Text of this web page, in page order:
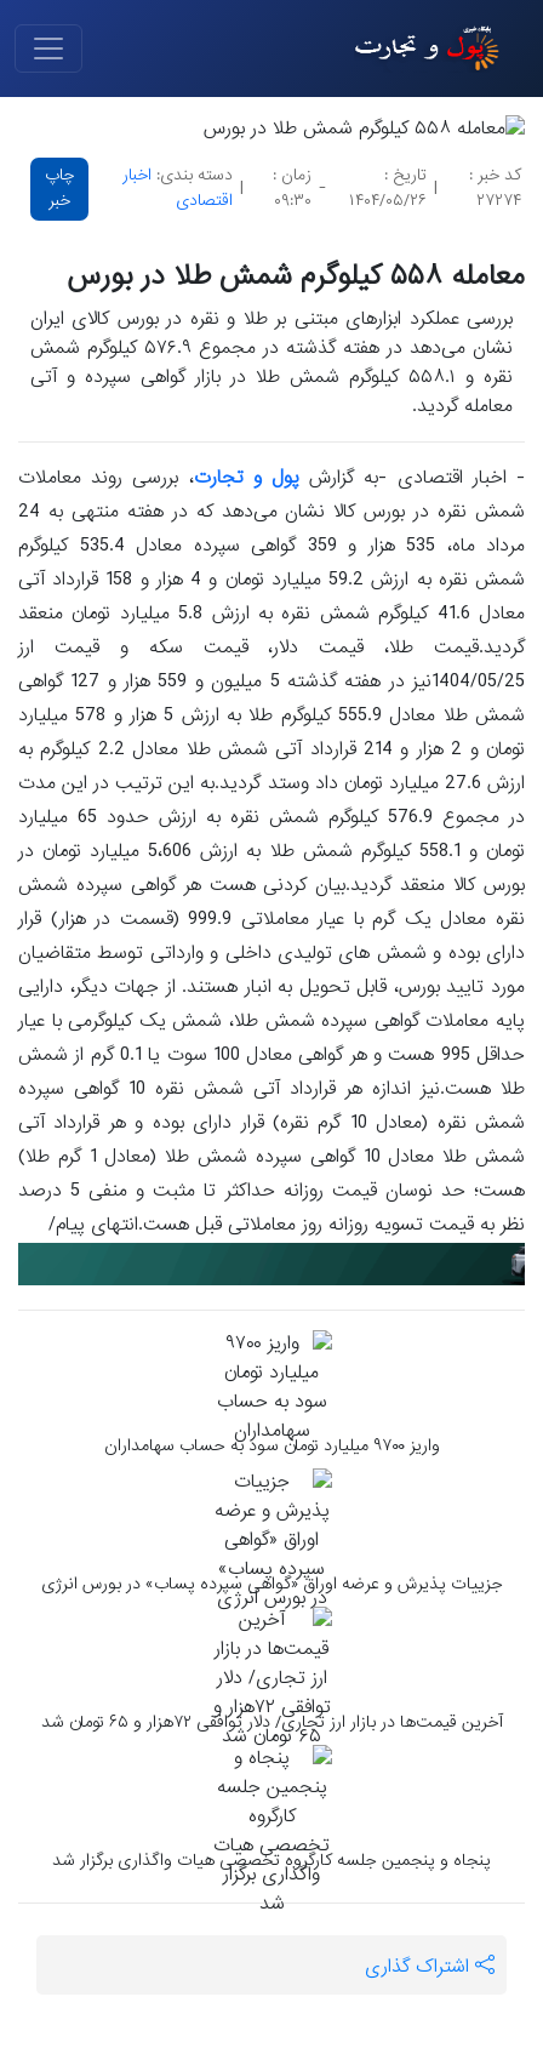
کد خبر :
۲۷۲۷۴
|
تاریخ :
۱۴۰۴/۰۵/۲۶
-
زمان :
۰۹:۳۰
|
دسته بندی: اخبار
اقتصادی
چاپ
خبر
معامله ۵۵۸ کیلوگرم شمش طلا در بورس
بررسی عملکرد ابزارهای مبتنی بر طلا و نقره در بورس کالای ایران
نشان می‌‎دهد در هفته گذشته در مجموع ۵۷۶.۹ کیلوگرم شمش
نقره و ۵۵۸.۱ کیلوگرم شمش طلا در بازار گواهی سپرده و آتی
معامله گردید.
- اخبار اقتصادی -به گزارش پول و تجارت، بررسی روند معاملات
شمش نقره در بورس کالا نشان می‌دهد که در هفته منتهی به 24
مرداد ماه، 535 هزار و 359 گواهی سپرده معادل 535.4 کیلوگرم
شمش نقره به ارزش 59.2 میلیارد تومان و 4 هزار و 158 قرارداد آتی
معادل 41.6 کیلوگرم شمش نقره به ارزش 5.8 میلیارد تومان منعقد
گردید.قیمت طلا، قیمت دلار، قیمت سکه و قیمت ارز
1404/05/25نیز در هفته گذشته 5 میلیون و 559 هزار و 127 گواهی
شمش طلا معادل 555.9 کیلوگرم طلا به ارزش 5 هزار و 578 میلیارد
تومان و 2 هزار و 214 قرارداد آتی شمش طلا معادل 2.2 کیلوگرم به
ارزش 27.6 میلیارد تومان داد وستد گردید.به این ترتیب در این مدت
در مجموع 576.9 کیلوگرم شمش نقره به ارزش حدود 65 میلیارد
تومان و 558.1 کیلوگرم شمش طلا به ارزش 5،606 میلیارد تومان در
بورس کالا منعقد گردید.بیان کردنی هست هر گواهی سپرده شمش
نقره معادل یک گرم با عیار معاملاتی 999.9 (قسمت در هزار) قرار
دارای بوده و شمش های تولیدی داخلی و وارداتی توسط متقاضیان
مورد تایید بورس، قابل تحویل به انبار هستند. از جهات دیگر، دارایی
پایه معاملات گواهی سپرده شمش طلا، شمش یک کیلوگرمی با عیار
حداقل 995 هست و هر گواهی معادل 100 سوت یا 0.1 گرم از شمش
طلا هست.نیز اندازه هر قرارداد آتی شمش نقره 10 گواهی سپرده
شمش نقره (معادل 10 گرم نقره) قرار دارای بوده و هر قرارداد آتی
شمش طلا معادل 10 گواهی سپرده شمش طلا (معادل 1 گرم طلا)
هست؛ حد نوسان قیمت روزانه حداکثر تا مثبت و منفی 5 درصد
نظر به قیمت تسویه روزانه روز معاملاتی قبل هست.انتهای پیام/
واریز ۹۷۰۰ میلیارد تومان سود به حساب سهامداران
جزییات پذیرش و عرضه اوراق «گواهی سپرده پساب» در بورس انرژی
آخرین قیمت‌ها در بازار ارز تجاری/ دلار توافقی ۷۲هزار و ۶۵ تومان شد
پنجاه و پنجمین جلسه کارگروه تخصصی هیات واگذاری برگزار شد
اشتراک گذاری